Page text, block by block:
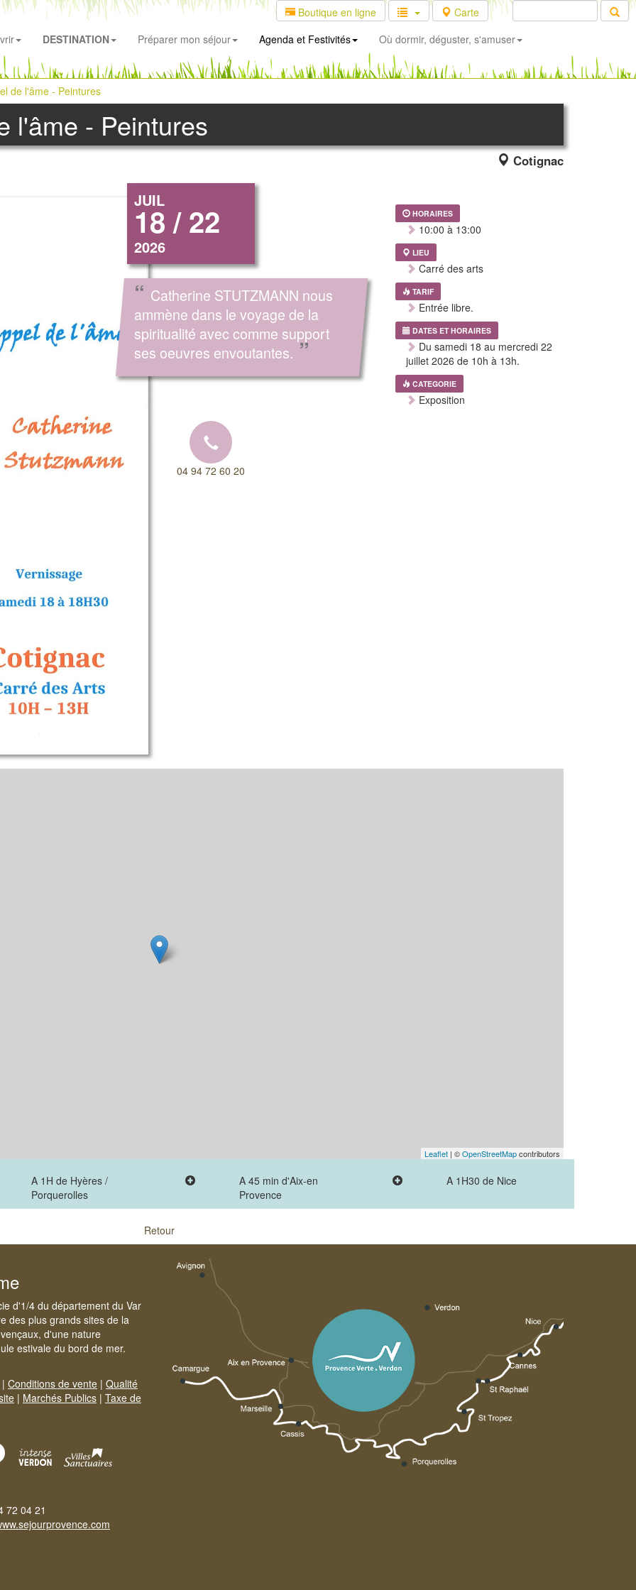
Boutique en ligne
Carte
DESTINATION Préparer mon séjour Agenda et Festivités Où dormir, déguster, s'amuser
de l'âme - Peintures
l'âme - Peintures
Cotignac
JUIL
18 / 22
2026
“ Catherine STUTZMANN nous
ammène dans le voyage de la
spiritualité avec comme support
ses oeuvres envoutantes. ”
HORAIRES
10:00 à 13:00
LIEU
Carré des arts
TARIF
Entrée libre.
DATES ET HORAIRES
Du samedi 18 au mercredi 22
juillet 2026 de 10h à 13h.
CATEGORIE
Exposition
04 94 72 60 20
Leaflet | ©OpenStreetMapcontributors
A 1H de Hyères /
Porquerolles
A 45 min d'Aix-en
Provence
A 1H30 de Nice
Retour
d'1/4 du département du Var
des plus grands sites de la
d'une nature
estivale du bord de mer.
| Conditions de vente | Qualité
| Marchés Publics | Taxe de
72 04 21